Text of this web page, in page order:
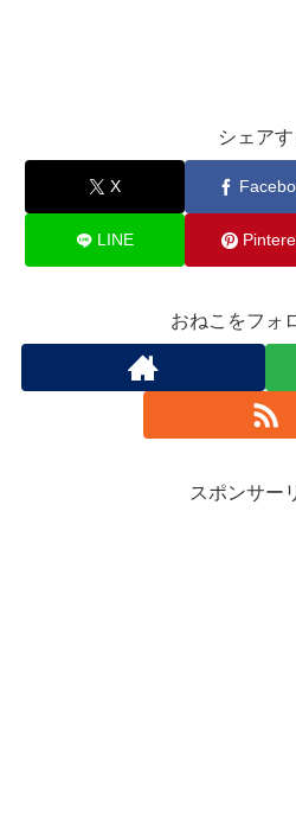
シェアす
X
LINE
おねこをフォ
スポンサー